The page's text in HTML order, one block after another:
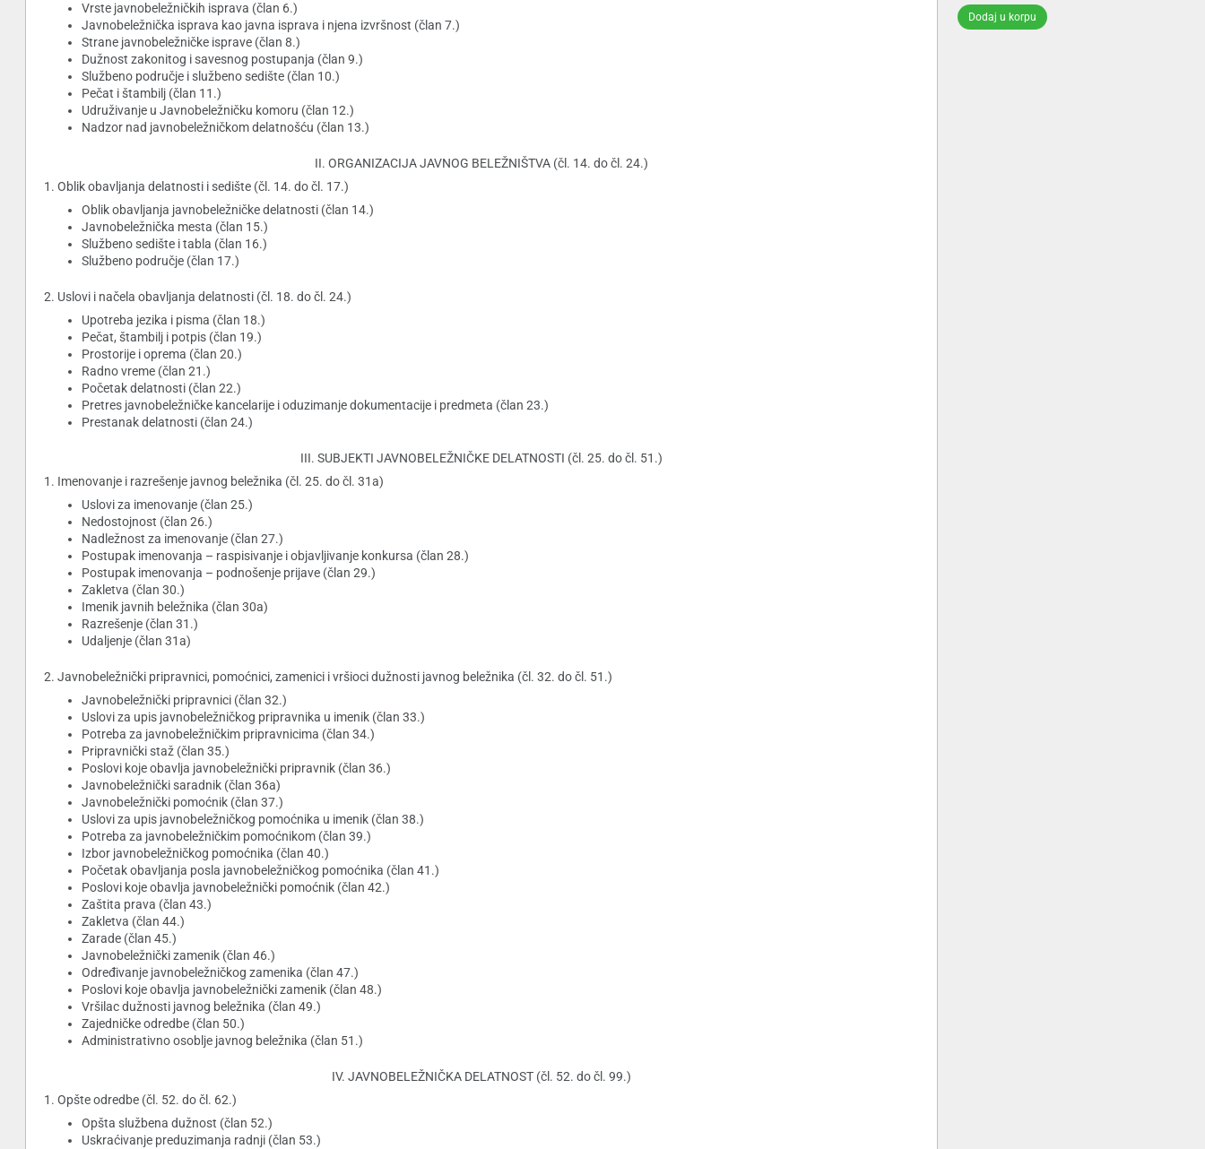
Vrste javnobeležničkih isprava (član 6.)
Javnobeležnička isprava kao javna isprava i njena izvršnost (član 7.)
Strane javnobeležničke isprave (član 8.)
Dužnost zakonitog i savesnog postupanja (član 9.)
Službeno područje i službeno sedište (član 10.)
Pečat i štambilj (član 11.)
Udruživanje u Javnobeležničku komoru (član 12.)
Nadzor nad javnobeležničkom delatnošću (član 13.)
II. ORGANIZACIJA JAVNOG BELEŽNIŠTVA (čl. 14. do čl. 24.)
1. Oblik obavljanja delatnosti i sedište (čl. 14. do čl. 17.)
Oblik obavljanja javnobeležničke delatnosti (član 14.)
Javnobeležnička mesta (član 15.)
Službeno sedište i tabla (član 16.)
Službeno područje (član 17.)
2. Uslovi i načela obavljanja delatnosti (čl. 18. do čl. 24.)
Upotreba jezika i pisma (član 18.)
Pečat, štambilj i potpis (član 19.)
Prostorije i oprema (član 20.)
Radno vreme (član 21.)
Početak delatnosti (član 22.)
Pretres javnobeležničke kancelarije i oduzimanje dokumentacije i predmeta (član 23.)
Prestanak delatnosti (član 24.)
III. SUBJEKTI JAVNOBELEŽNIČKE DELATNOSTI (čl. 25. do čl. 51.)
1. Imenovanje i razrešenje javnog beležnika (čl. 25. do čl. 31a)
Uslovi za imenovanje (član 25.)
Nedostojnost (član 26.)
Nadležnost za imenovanje (član 27.)
Postupak imenovanja – raspisivanje i objavljivanje konkursa (član 28.)
Postupak imenovanja – podnošenje prijave (član 29.)
Zakletva (član 30.)
Imenik javnih beležnika (član 30a)
Razrešenje (član 31.)
Udaljenje (član 31a)
2. Javnobeležnički pripravnici, pomoćnici, zamenici i vršioci dužnosti javnog beležnika (čl. 32. do čl. 51.)
Javnobeležnički pripravnici (član 32.)
Uslovi za upis javnobeležničkog pripravnika u imenik (član 33.)
Potreba za javnobeležničkim pripravnicima (član 34.)
Pripravnički staž (član 35.)
Poslovi koje obavlja javnobeležnički pripravnik (član 36.)
Javnobeležnički saradnik (član 36a)
Javnobeležnički pomoćnik (član 37.)
Uslovi za upis javnobeležničkog pomoćnika u imenik (član 38.)
Potreba za javnobeležničkim pomoćnikom (član 39.)
Izbor javnobeležničkog pomoćnika (član 40.)
Početak obavljanja posla javnobeležničkog pomoćnika (član 41.)
Poslovi koje obavlja javnobeležnički pomoćnik (član 42.)
Zaštita prava (član 43.)
Zakletva (član 44.)
Zarade (član 45.)
Javnobeležnički zamenik (član 46.)
Određivanje javnobeležničkog zamenika (član 47.)
Poslovi koje obavlja javnobeležnički zamenik (član 48.)
Vršilac dužnosti javnog beležnika (član 49.)
Zajedničke odredbe (član 50.)
Administrativno osoblje javnog beležnika (član 51.)
IV. JAVNOBELEŽNIČKA DELATNOST (čl. 52. do čl. 99.)
1. Opšte odredbe (čl. 52. do čl. 62.)
Opšta službena dužnost (član 52.)
Uskraćivanje preduzimanja radnji (član 53.)
Dodaj u korpu